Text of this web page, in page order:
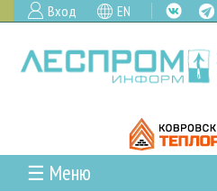
Вход EN
☰ Меню